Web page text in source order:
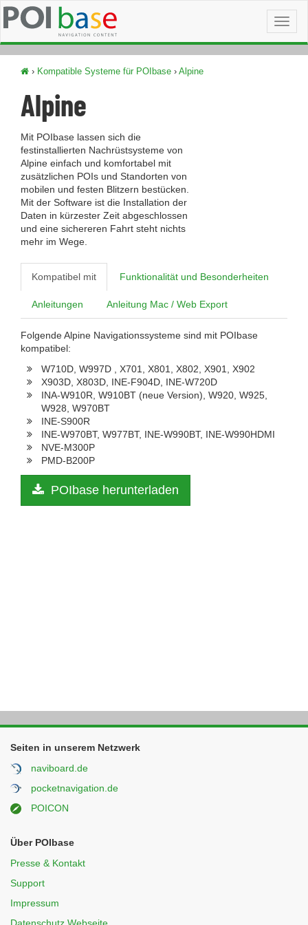
› Kompatible Systeme für POIbase › Alpine
Alpine
Mit POIbase lassen sich die
festinstallierten Nachrüstsysteme von
Alpine einfach und komfortabel mit
zusätzlichen POIs und Standorten von
mobilen und festen Blitzern bestücken.
Mit der Software ist die Installation der
Daten in kürzester Zeit abgeschlossen
und eine sichereren Fahrt steht nichts
mehr im Wege.
Kompatibel mit Funktionalität und Besonderheiten
Anleitungen Anleitung Mac / Web Export
Folgende Alpine Navigationssysteme sind mit POIbase
kompatibel:
W710D, W997D , X701, X801, X802, X901, X902
X903D, X803D, INE-F904D, INE-W720D
INA-W910R, W910BT (neue Version), W920, W925,
W928, W970BT
INE-S900R
INE-W970BT, W977BT, INE-W990BT, INE-W990HDMI
NVE-M300P
PMD-B200P
POIbase herunterladen
Seiten in unserem Netzwerk
naviboard.de
pocketnavigation.de
POICON
Über POIbase
Presse & Kontakt
Support
Impressum